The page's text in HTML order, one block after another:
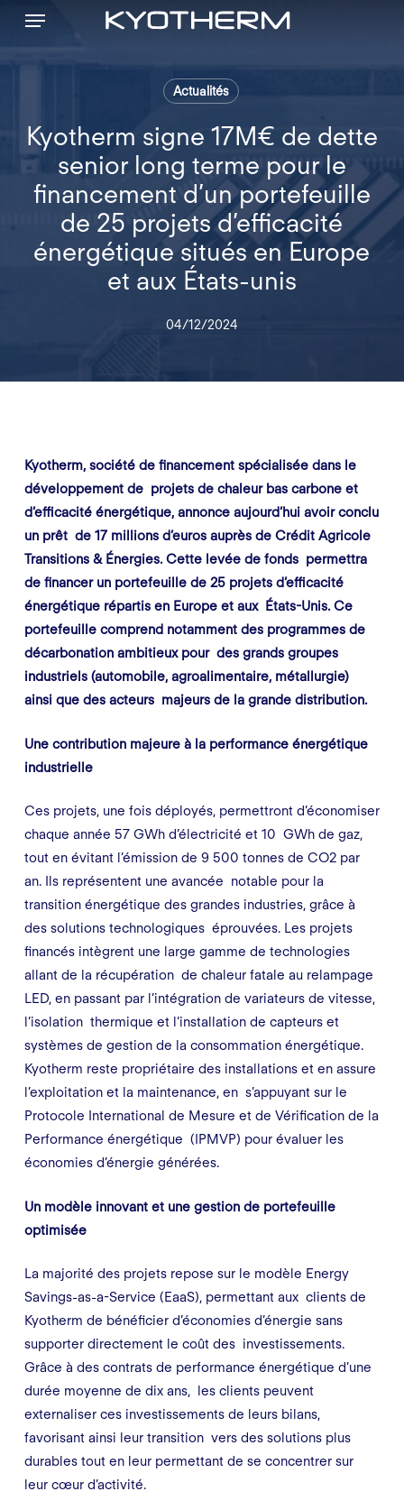
SkipMenu
Actualités
Kyotherm signe 17M€ de dette
senior long terme pour le
financement d’un portefeuille
de 25 projets d’efficacité
énergétique situés en Europe
et aux États-unis
04/12/2024
Kyotherm, société de financement spécialisée dans le
développement de projets de chaleur bas carbone et
d’efficacité énergétique, annonce aujourd’hui avoir conclu
un prêt de 17 millions d’euros auprès de Crédit Agricole
Transitions & Énergies. Cette levée de fonds permettra
de financer un portefeuille de 25 projets d’efficacité
énergétique répartis en Europe et aux États-Unis. Ce
portefeuille comprend notamment des programmes de
décarbonation ambitieux pour des grands groupes
industriels (automobile, agroalimentaire, métallurgie)
ainsi que des acteurs majeurs de la grande distribution.
Une contribution majeure à la performance énergétique
industrielle
Ces projets, une fois déployés, permettront d’économiser
chaque année 57 GWh d’électricité et 10 GWh de gaz,
tout en évitant l’émission de 9 500 tonnes de CO2 par
an. Ils représentent une avancée notable pour la
transition énergétique des grandes industries, grâce à
des solutions technologiques éprouvées. Les projets
financés intègrent une large gamme de technologies
allant de la récupération de chaleur fatale au relampage
LED, en passant par l’intégration de variateurs de vitesse,
l’isolation thermique et l’installation de capteurs et
systèmes de gestion de la consommation énergétique.
Kyotherm reste propriétaire des installations et en assure
l’exploitation et la maintenance, en s’appuyant sur le
Protocole International de Mesure et de Vérification de la
Performance énergétique (IPMVP) pour évaluer les
économies d’énergie générées.
Un modèle innovant et une gestion de portefeuille
optimisée
La majorité des projets repose sur le modèle Energy
Savings-as-a-Service (EaaS), permettant aux clients de
Kyotherm de bénéficier d’économies d’énergie sans
supporter directement le coût des investissements.
Grâce à des contrats de performance énergétique d’une
durée moyenne de dix ans, les clients peuvent
externaliser ces investissements de leurs bilans,
favorisant ainsi leur transition vers des solutions plus
durables tout en leur permettant de se concentrer sur
leur cœur d’activité.